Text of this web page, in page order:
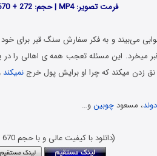
فرمت تصویر: MP4 | حجم: 272 + 670 مگابایت
می‌بیند و بە فکر سفارش سنگ قبر برای
می‏خرد. این مسئله تعجب همه‏ ی اهالی را در
نق‏ زدن می‏کند که چرا او برایش پول خرجنمی‏کند
، مسعودچوبینو…
(دانلود با کیفیت عالی و با حجم 670 مگابایت)